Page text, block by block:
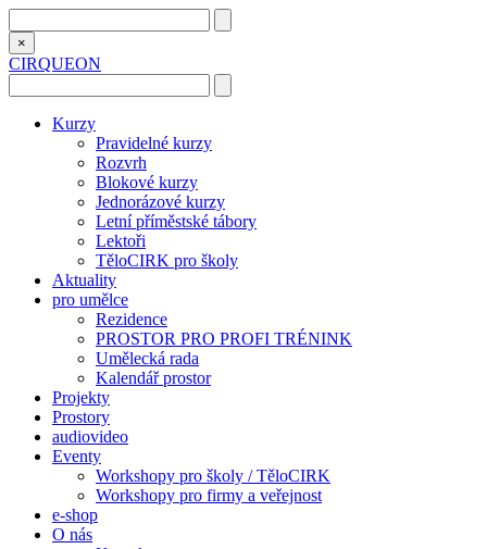
×
CIRQUEON
Kurzy
Pravidelné kurzy
Rozvrh
Blokové kurzy
Jednorázové kurzy
Letní příměstské tábory
Lektoři
TěloCIRK pro školy
Aktuality
pro umělce
Rezidence
PROSTOR PRO PROFI TRÉNINK
Umělecká rada
Kalendář prostor
Projekty
Prostory
audiovideo
Eventy
Workshopy pro školy / TěloCIRK
Workshopy pro firmy a veřejnost
e-shop
O nás